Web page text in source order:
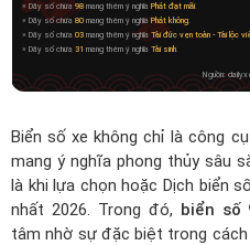
» Dãy số chứa98 mang thêm ý nghĩa Phát đạt mãi.
» Dãy số chứa 80 mang thêm ý nghĩaPhát không.
» Dãy số chứa 03 mang thêm ý nghĩaTài đức vẹn toàn - Tài lộc
» Dãy số chứa 31 mang thêm ý nghĩa Tài sinh.
Nguồn:
Biển số xe không chỉ là công
mang ý nghĩa phong thủy sâu
là khi lựa chọn hoặcDịch biển
nhất 2026. Trong đó, biển số
tâm nhờ sự đặc biệt trong cách